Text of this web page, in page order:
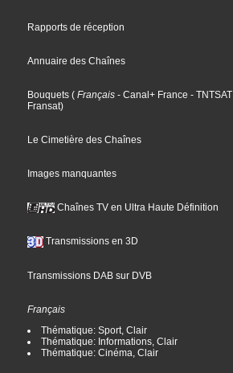
Rapports de réception
Annuaire des Chaînes
Bouquets ( Français - Canal+ France - TNTSAT
Fransat)
Le Cimetière des Chaînes
Images manquantes
Chaînes TV en Ultra Haute Définition
Transmissions en 3D
Transmissions DAB sur DVB
Français
Thématique: Sport, Clair
Thématique: Informations, Clair
Thématique: Cinéma, Clair